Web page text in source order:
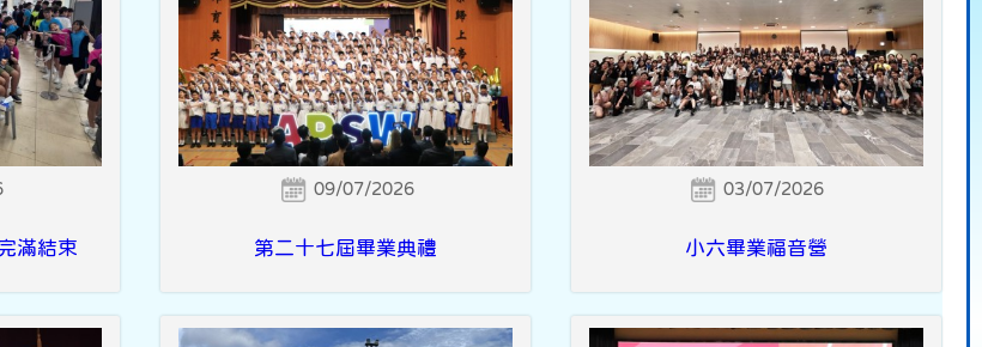
滿結束
09/07/2026
第二十七屆畢業典禮
03/07/2026
小六畢業福音營